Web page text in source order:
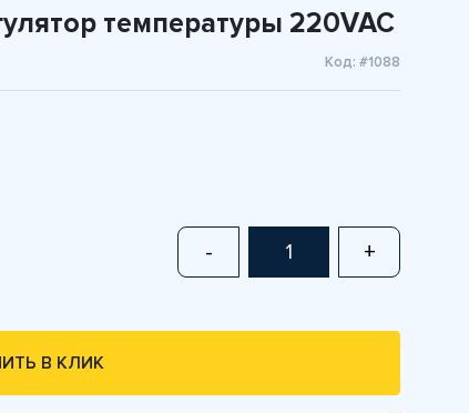
температуры 220VAC
Код: #1088
- +
В КЛИК